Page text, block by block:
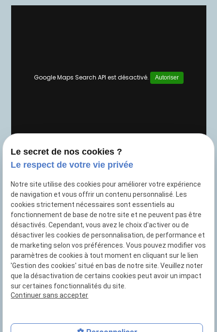
Google Maps Search API est désactivé. Autoriser
Magasin de jouets àUCCLE
TVA Intracommunautaire : BE0479817923
Mentions légales
Le secret de nos cookies ?
Le respect de votre vie privée
Notre site utilise des cookies pour améliorer votre expérience
de navigation et vous offrir un contenu personnalisé. Les
cookies strictement nécessaires sont essentiels au
fonctionnement de base de notre site et ne peuvent pas être
désactivés. Cependant, vous avez le choix d'activer ou de
désactiver les cookies de personnalisation, de performance et
de marketing selon vos préférences. Vous pouvez modifier vos
paramètres de cookies à tout moment en cliquant sur le lien
'Gestion des cookies' situé en bas de notre site. Veuillez noter
que la désactivation de certains cookies peut avoir un impact
sur certaines fonctionnalités du site.
Continuer sans accepter